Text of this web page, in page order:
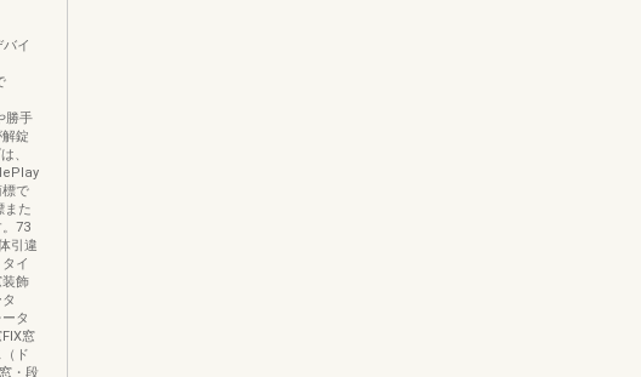
イ
勝手
錠
、
で
また
73
引違
イ
飾
タ
窓
ド
・段